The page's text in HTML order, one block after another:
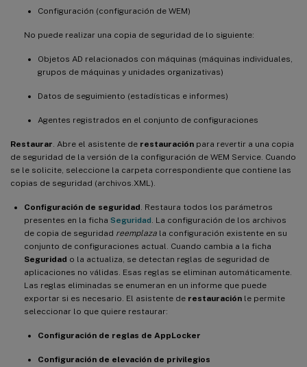
Configuración (configuración de WEM)
No puede realizar una copia de seguridad de lo siguiente:
Objetos AD relacionados con máquinas (máquinas individuales,
grupos de máquinas y unidades organizativas)
Datos de seguimiento (estadísticas e informes)
Agentes registrados en el conjunto de configuraciones
Restaurar . Abre el asistente de restauración para revertir a una copia
de seguridad de la versión de la configuración de WEM Service. Cuando
se le solicite, seleccione la carpeta correspondiente que contiene las
copias de seguridad (archivos.XML).
Configuración de seguridad . Restaura todos los parámetros
presentes en la ficha Seguridad . La configuración de los archivos
de copia de seguridad reemplaza la configuración existente en su
conjunto de configuraciones actual. Cuando cambia a la ficha
Seguridad o la actualiza, se detectan reglas de seguridad de
aplicaciones no válidas. Esas reglas se eliminan automáticamente.
Las reglas eliminadas se enumeran en un informe que puede
exportar si es necesario. El asistente de restauración le permite
seleccionar lo que quiere restaurar:
Configuración de reglas de AppLocker
Configuración de elevación de privilegios